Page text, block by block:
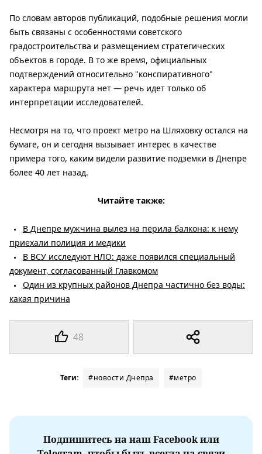
48
По словам авторов публикаций, подобные решения могли
быть связаны с особенностями советского
градостроительства и размещением стратегических
объектов в городе. В то же время, официальных
подтверждений относительно "конспиративного"
характера маршрута нет — речь идет только об
интерпретации исследователей.
Несмотря на то, что проект метро на Шляховку остался на
бумаге, он и сегодня вызывает интерес в качестве
примера того, каким видели развитие подземки в Днепре
более 40 лет назад.
Читайте также:
В Днепре мужчина вылез на перила балкона: к нему
приехали полиция и медики
В ВСУ исследуют НЛО: даже появился специальный
документ, согласованный Главкомом
Один из крупных районов Днепра частично без воды:
какая причина
Теги: #новости Днепра #метро
Подпишитесь на наш Facebook или